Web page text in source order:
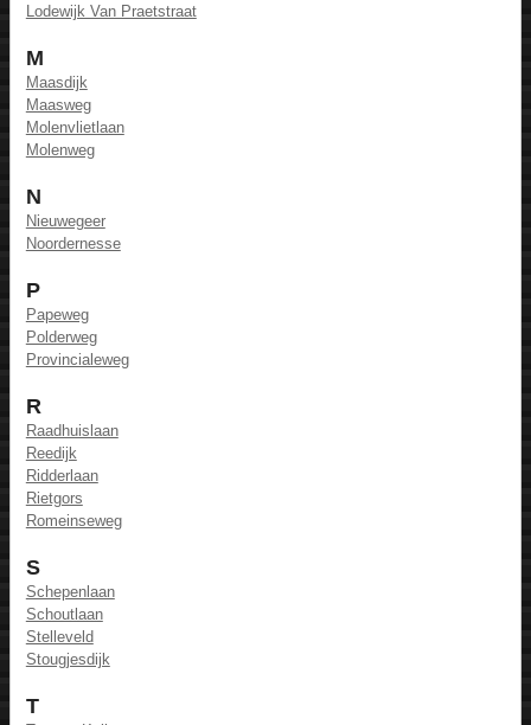
Lodewijk Van Praetstraat
M
Maasdijk
Maasweg
Molenvlietlaan
Molenweg
N
Nieuwegeer
Noordernesse
P
Papeweg
Polderweg
Provincialeweg
R
Raadhuislaan
Reedijk
Ridderlaan
Rietgors
Romeinseweg
S
Schepenlaan
Schoutlaan
Stelleveld
Stougjesdijk
T